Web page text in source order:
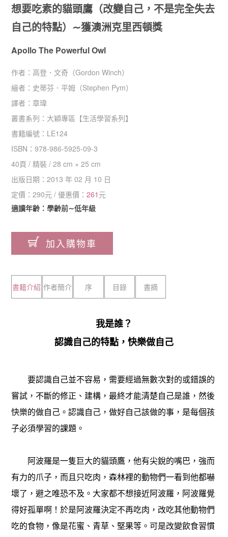
想要吃素的貓頭鷹（改變自己，不是完全失去
自己的特點）∼獲澳洲克里西頓獎
Apollo The Powerful Owl
作者： 高登．文奇（Gordon Winch）
繪者： 史蒂芬．平姆（Stephen Pym）
譯者：章瑋
叢書系列： 大穎專區 【生活學習系列】
書籍編號： LE124
ISBN：978-986-5925-09-3
40頁 /精裝 /28 cm × 25 cm
出版日期：2013 年 02 月 10 日
定價：290元 / 優惠價：261 元
適讀年齡：學齡前∼低年級
加入購物車
書籍介紹 作者簡介 序 目錄 書摘
我是誰？
認識自己的特點，快樂做自己
要認識自己並不容易，需要經過無數次對的或錯誤的
嘗試，不斷的修正、建構，最終才能清楚自己是誰，然後
快樂的做自己。認識自己，做好自己該做的事，是每個孩
子必須學習的課題。
阿波羅是一隻巨大的貓頭鷹，他有尖銳的嘴巴，強而
有力的爪子，而且只吃肉，森林裡的動物們一看到他都嚇
壞了，避之唯恐不及。大家都不想接近阿波羅，阿波羅覺
得好孤單啊！於是阿波羅決定不再吃肉，改吃其他動物們
吃的食物，像是花蜜、青草、堅果等。可是改變飲食習慣